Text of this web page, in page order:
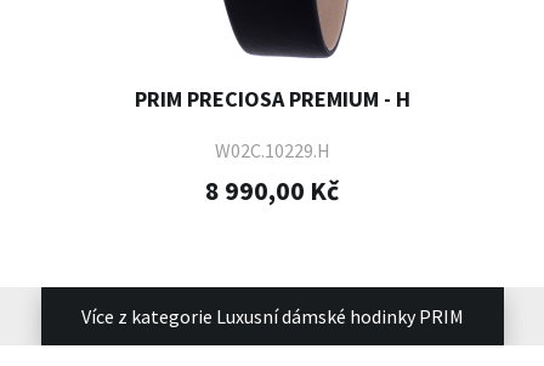
PRIM PRECIOSA PREMIUM - H
W02C.10229.H
8 990,00 Kč
Více z kategorie Luxusní dámské hodinky PRIM